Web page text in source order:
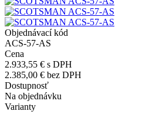
Objednávací kód
ACS-57-AS
Cena
2.933,55 € s DPH
2.385,00 € bez DPH
Dostupnosť
Na objednávku
Varianty